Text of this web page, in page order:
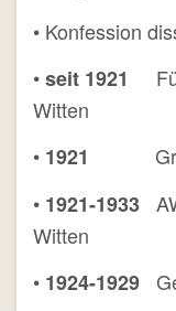
• Konfession
•seit 1921
Witten
• 1921
• 1921-1933
Witten
• 1924-1929